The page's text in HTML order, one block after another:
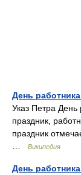
День
Указ Петра
праздник,
праздник
Википедия
День